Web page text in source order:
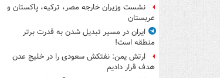
نشست وزیران خارجه مصر، ترکیه، پاکستان و
عربستان
ایران در مسیر تبدیل شدن به قدرت برتر
منطقه است!
ارتش یمن: نفتکش سعودی را در خلیج عدن
هدف قرار دادیم